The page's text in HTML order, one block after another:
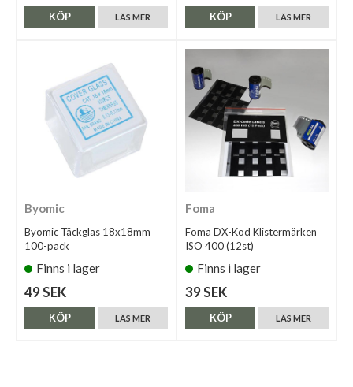
LÄS MER
KÖP LÄS MER
KÖP
Byomic
Byomic Täckglas 18x18mm
100-pack
Finns i lager
49 SEK
LÄS MER
KÖP
Foma
Foma DX-Kod Klistermärken
ISO 400 (12st)
Finns i lager
39 SEK
LÄS MER
KÖP